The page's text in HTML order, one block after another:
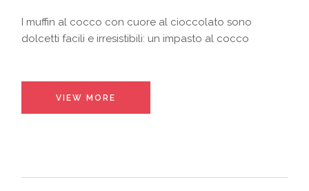
I muffin al cocco con cuore al cioccolato sono
dolcetti facili e irresistibili: un impasto al cocco
VIEW MORE